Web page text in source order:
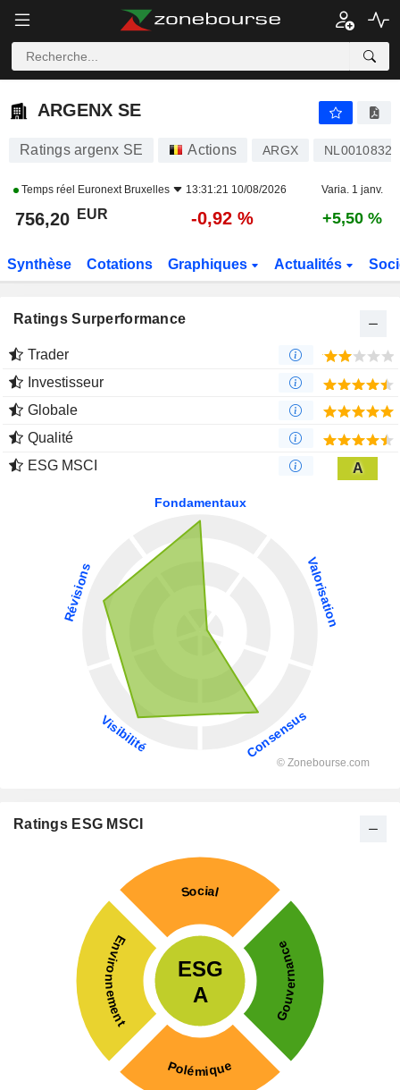
ARGENX SE
ARGENX SE
Ratings argenx SE Actions ARGX
Temps réel Euronext Bruxelles 13:31:21 10/08/2026 Varia. 1 janv.
756,20 EUR -0,92 % +5,50 %
Synthèse Cotations Graphiques Actualités
Ratings Surperformance
Trader
Investisseur
Globale
Qualité
ESG MSCI
A
Ratings ESG MSCI